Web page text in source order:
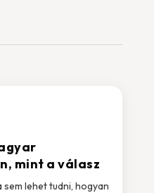
mint a válasz
lehet tudni, hogyan